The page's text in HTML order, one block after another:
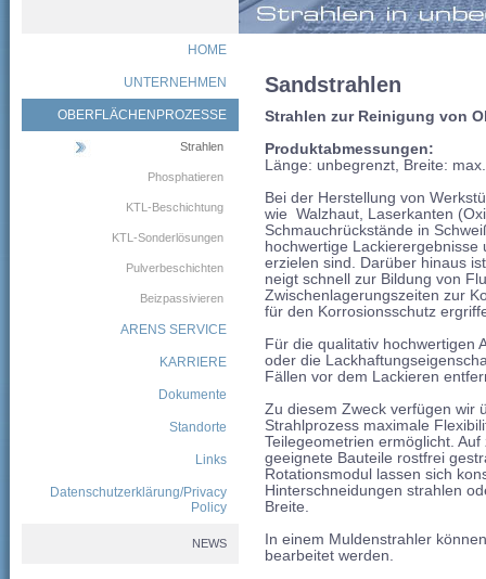
HOME
UNTERNEHMEN
OBERFLÄCHENPROZESSE
Strahlen
Phosphatieren
KTL-Beschichtung
KTL-Sonderlösungen
Pulverbeschichten
Beizpassivieren
ARENS SERVICE
KARRIERE
Dokumente
Standorte
Links
Datenschutzerklärung/Privacy
Policy
NEWS
Sandstrahlen
Strahlen zur Reinigung von
Produktabmessungen:
Länge: unbegrenzt, Breite:
Bei der Herstellung von
wie Walzhaut, Laserkanten
Schmauchrückstände in
hochwertige
erzielen sind. Darüber hinaus
neigt schnell zur Bildung von
Zwischenlagerungszeiten zur
für den Korrosionsschutz
Für die qualitativ hochwertigen
oder die
Fällen vor dem Lackieren
Zu diesem Zweck verfügen wir
Strahlprozess maximale
Teilegeometrien ermöglicht.
geeignete Bauteile rostfrei
Rotationsmodul lassen sich
Hinterschneidungen strahlen
Breite.
In einem Muldenstrahler
bearbeitet werden.